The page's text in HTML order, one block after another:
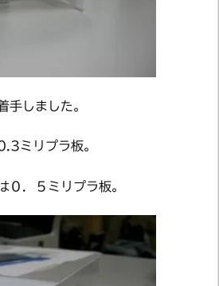
手しました。
ミリプラ板。
０．５ミリプラ板。